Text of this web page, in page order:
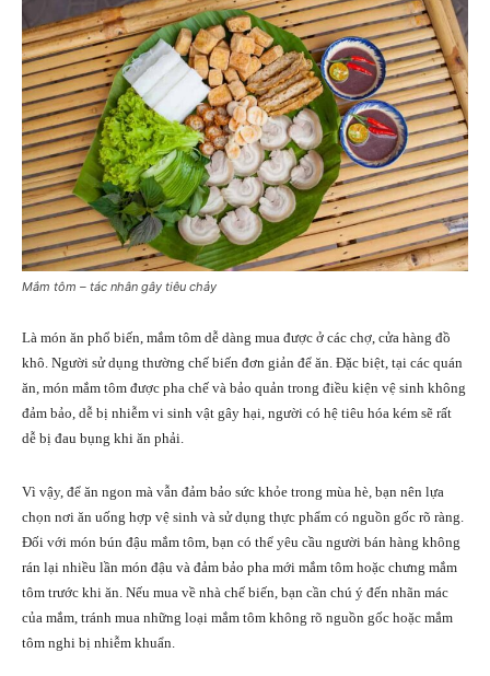
Mắm tôm – tác nhân gây tiêu chảy
Là món ăn phổ biến, mắm tôm dễ dàng mua được ở các chợ, cửa hàng đồ
khô. Người sử dụng thường chế biến đơn giản để ăn. Đặc biệt, tại các quán
ăn, món mắm tôm được pha chế và bảo quản trong điều kiện vệ sinh không
đảm bảo, dễ bị nhiễm vi sinh vật gây hại, người có hệ tiêu hóa kém sẽ rất
dễ bị đau bụng khi ăn phải.
Vì vậy, để ăn ngon mà vẫn đảm bảo sức khỏe trong mùa hè, bạn nên lựa
chọn nơi ăn uống hợp vệ sinh và sử dụng thực phẩm có nguồn gốc rõ ràng.
Đối với món bún đậu mắm tôm, bạn có thể yêu cầu người bán hàng không
rán lại nhiều lần món đậu và đảm bảo pha mới mắm tôm hoặc chưng mắm
tôm trước khi ăn. Nếu mua về nhà chế biến, bạn cần chú ý đến nhãn mác
của mắm, tránh mua những loại mắm tôm không rõ nguồn gốc hoặc mắm
tôm nghi bị nhiễm khuẩn.